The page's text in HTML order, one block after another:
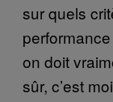
sur quels
on doit
sûr, c’est